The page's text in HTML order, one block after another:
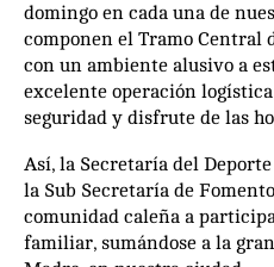
domingo en cada una de
componen el Tramo Central
con un ambiente alusivo a
excelente operación
seguridad y disfrute de las
Así, la Secretaría del
la Sub Secretaría de
comunidad caleña a
familiar, sumándose a la